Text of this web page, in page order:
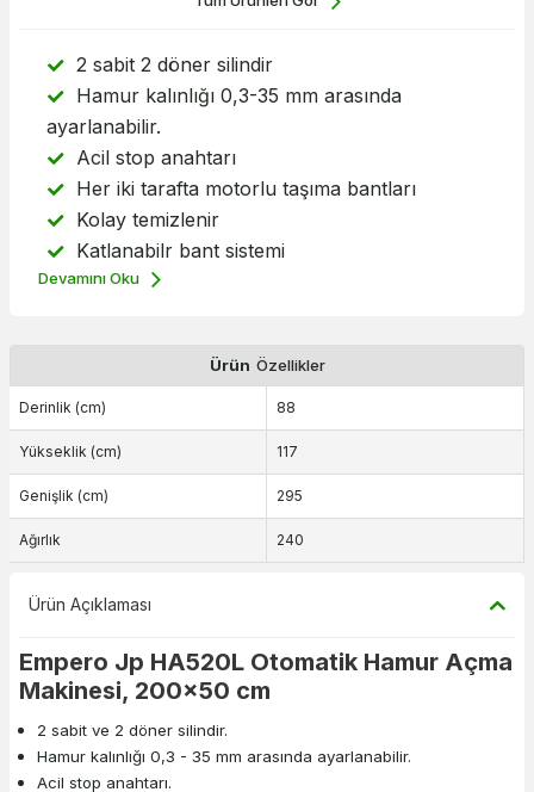
2 sabit 2 döner silindir
Hamur kalınlığı 0,3-35 mm arasında
ayarlanabilir.
Acil stop anahtarı
Her iki tarafta motorlu taşıma bantları
Kolay temizlenir
Katlanabilr bant sistemi
Devamını Oku
Ürün Özellikler
Derinlik (cm) 88
Yükseklik (cm) 117
Genişlik (cm) 295
Ağırlık 240
Ürün Açıklaması
Empero Jp HA520L Otomatik Hamur Açma
Makinesi, 200x50 cm
2 sabit ve 2 döner silindir.
Hamur kalınlığı 0,3 - 35 mm arasında ayarlanabilir.
Acil stop anahtarı.